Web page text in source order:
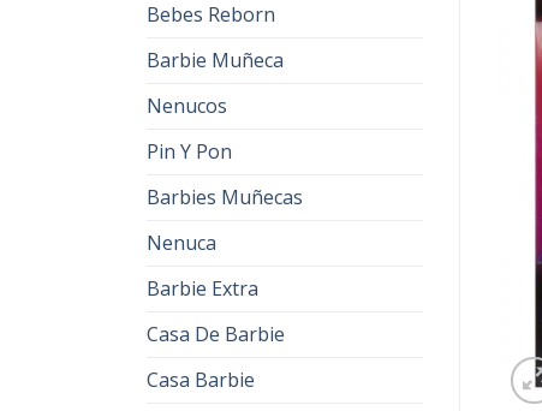
Bebes Reborn
Barbie Muñeca
Nenucos
Pin Y Pon
Barbies Muñecas
Nenuca
Barbie Extra
Casa De Barbie
Casa Barbie